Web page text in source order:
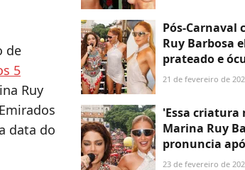
de
5
Ruy
data do
Pós-Carnaval
Ruy Barbosa
prateado e
no Bloco da
21 de fevereiro de
'Essa criatura
Marina Ruy
pronuncia
polêmico por
23 de fevereiro de